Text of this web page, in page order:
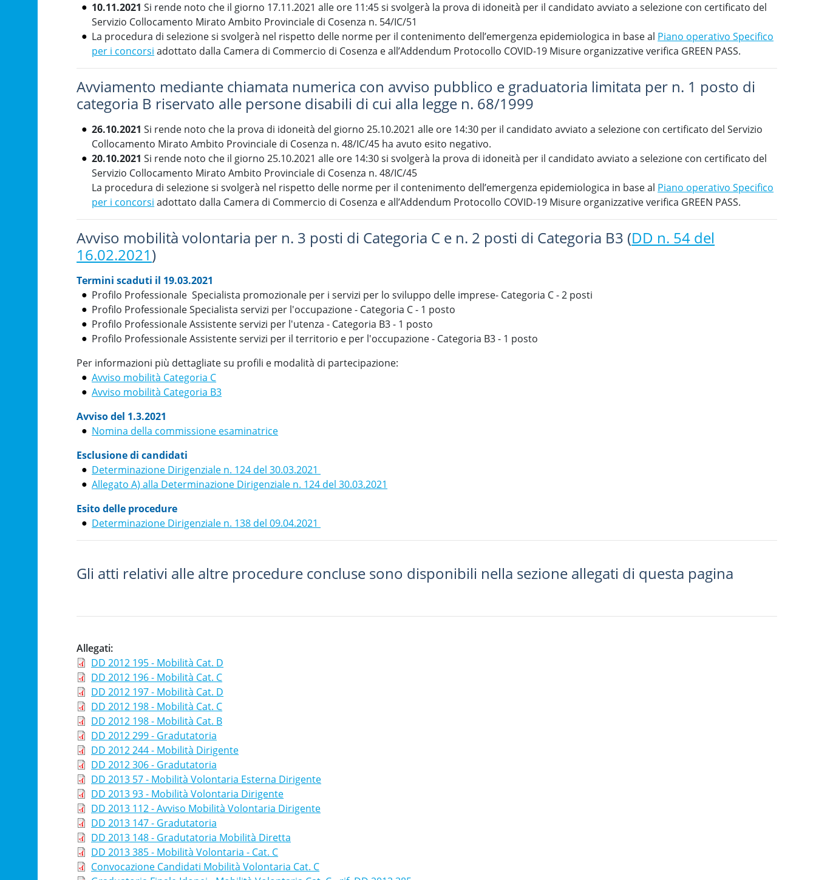
10.11.2021 Si rende noto che il giorno 17.11.2021 alle ore 11:45 si svolgerà la prova di idoneità per il candidato avviato a selezione con certificato del
Servizio Collocamento Mirato Ambito Provinciale di Cosenza n. 54/IC/51
La procedura di selezione si svolgerà nel rispetto delle norme per il contenimento dell’emergenza epidemiologica in base al Piano operativo Specifico
per i concorsi adottato dalla Camera di Commercio di Cosenza e all’Addendum Protocollo COVID-19 Misure organizzative verifica GREEN PASS.
Avviamento mediante chiamata numerica con avviso pubblico e graduatoria limitata per n. 1 posto di
categoria B riservato alle persone disabili di cui alla legge n. 68/1999
26.10.2021 Si rende noto che la prova di idoneità del giorno 25.10.2021 alle ore 14:30 per il candidato avviato a selezione con certificato del Servizio
Collocamento Mirato Ambito Provinciale di Cosenza n. 48/IC/45 ha avuto esito negativo.
20.10.2021 Si rende noto che il giorno 25.10.2021 alle ore 14:30 si svolgerà la prova di idoneità per il candidato avviato a selezione con certificato del
Servizio Collocamento Mirato Ambito Provinciale di Cosenza n. 48/IC/45
La procedura di selezione si svolgerà nel rispetto delle norme per il contenimento dell’emergenza epidemiologica in base al Piano operativo Specifico
per i concorsi adottato dalla Camera di Commercio di Cosenza e all’Addendum Protocollo COVID-19 Misure organizzative verifica GREEN PASS.
Avviso mobilità volontaria per n. 3 posti di Categoria C e n. 2 posti di Categoria B3 (DD n. 54 del
16.02.2021)
Termini scaduti il 19.03.2021
Profilo Professionale Specialista promozionale per i servizi per lo sviluppo delle imprese- Categoria C - 2 posti
Profilo Professionale Specialista servizi per l'occupazione - Categoria C - 1 posto
Profilo Professionale Assistente servizi per l'utenza - Categoria B3 - 1 posto
Profilo Professionale Assistente servizi per il territorio e per l'occupazione - Categoria B3 - 1 posto
Per informazioni più dettagliate su profili e modalità di partecipazione:
Avviso mobilità Categoria C
Avviso mobilità Categoria B3
Avviso del 1.3.2021
Nomina della commissione esaminatrice
Esclusione di candidati
Determinazione Dirigenziale n. 124 del 30.03.2021
Allegato A) alla Determinazione Dirigenziale n. 124 del 30.03.2021
Esito delle procedure
Determinazione Dirigenziale n. 138 del 09.04.2021
Gli atti relativi alle altre procedure concluse sono disponibili nella sezione allegati di questa pagina
Allegati
DD 2012 195 - Mobilità Cat. D
DD 2012 196 - Mobilità Cat. C
DD 2012 197 - Mobilità Cat. D
DD 2012 198 - Mobilità Cat. C
DD 2012 198 - Mobilità Cat. B
DD 2012 299 - Gradutatoria
DD 2012 244 - Mobilità Dirigente
DD 2012 306 - Gradutatoria
DD 2013 57 - Mobilità Volontaria Esterna Dirigente
DD 2013 93 - Mobilità Volontaria Dirigente
DD 2013 112 - Avviso Mobilità Volontaria Dirigente
DD 2013 147 - Gradutatoria
DD 2013 148 - Gradutatoria Mobilità Diretta
DD 2013 385 - Mobilità Volontaria - Cat. C
Convocazione Candidati Mobilità Volontaria Cat. C